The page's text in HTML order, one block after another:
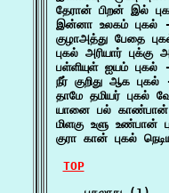
தேரான் பிறன் இல்
இன்னா உலகம் புகல்
குழாஅத்து பேதை
புகல் அரியார்
பள்ளியுள் ஐயம்
நீர் குறிது ஆக
தாமே தமியர்
யானை பல்
மிளகு உளு உண்பான்
குரா கான் புகல்
TOP